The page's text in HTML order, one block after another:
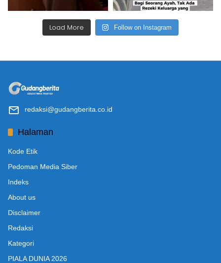
Load More Follow on Instagram
redaksi@gudangberita.co.id
Halaman
Kode Etik
Pedoman Media Siber
Indeks
About us
Disclaimer
Redaksi
Kategori
PIALA DUNIA 2026